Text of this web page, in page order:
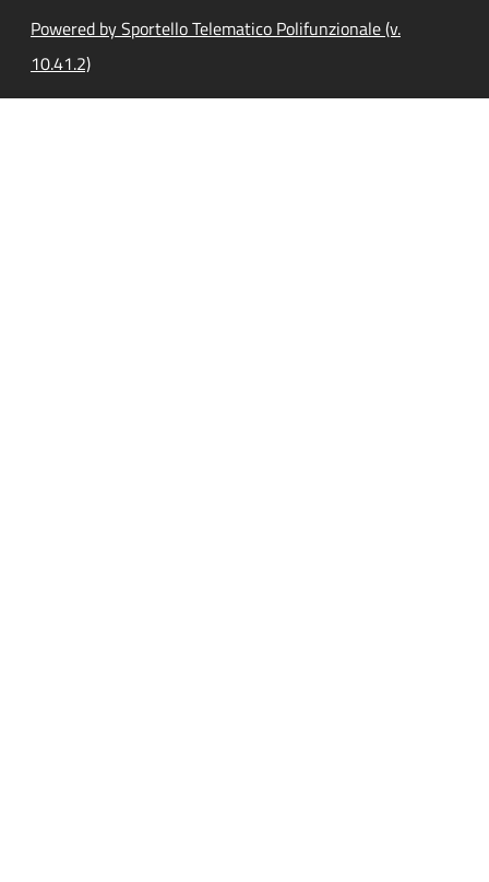
Powered by Sportello Telematico Polifunzionale (v.
10.41.2)